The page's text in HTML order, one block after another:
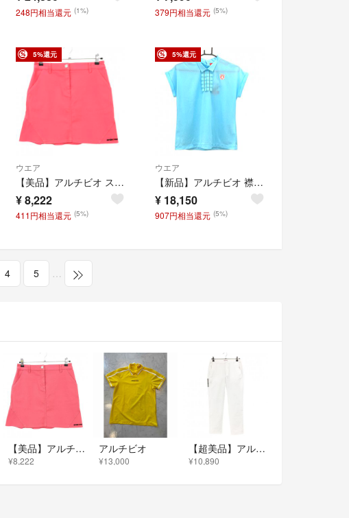
248円相当還元 (1%) 379円相当還元 (5%)
5%還元
ウエア
【美品】アルチビオ スカート コーラルオレンジ ストレッチ 裾ロゴ レディース 40(L) ゴルフウェア archivio
¥8,222
411円相当還元 (5%)
5%還元
ウエア
【新品】アルチビオ 襟付半袖シャツ ライトブルー フレンチスリーブ メッシュ調 レディース 40(L) ゴルフウェア 2025年モデル archivio
¥ 18,150
907円相当還元 (5%)
4 5 …
【美品】アルチビオ スカート コーラルオレンジ ストレッチ 裾ロゴ レディース 40(L) ゴルフウェア archivio
¥8,222
アルチビオ
¥13,000
【超美品】アルチビオ パンツ 白 ストレッチ サイドロゴプリント レディース 40(L) ゴルフウェア archivio
¥10,890